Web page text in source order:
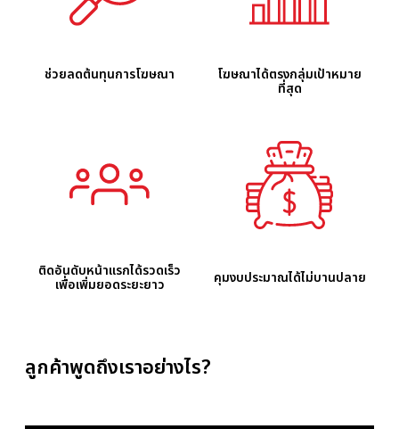
ช่วยลดต้นทุนการโฆษณา โฆษณาได้ตรงกลุ่มเป้าหมาย
ที่สุด
ติดอันดับหน้าแรกได้รวดเร็ว
เพื่อเพิ่มยอดระยะยาว คุมงบประมาณได้ไม่บานปลาย
ลูกค้าพูดถึงเราอย่างไร?